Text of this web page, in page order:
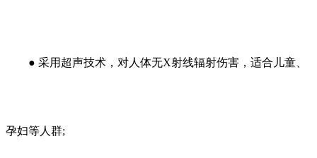
● 采用超声技术，对人体无X射线辐射伤害，适合儿童、
孕妇等人群;